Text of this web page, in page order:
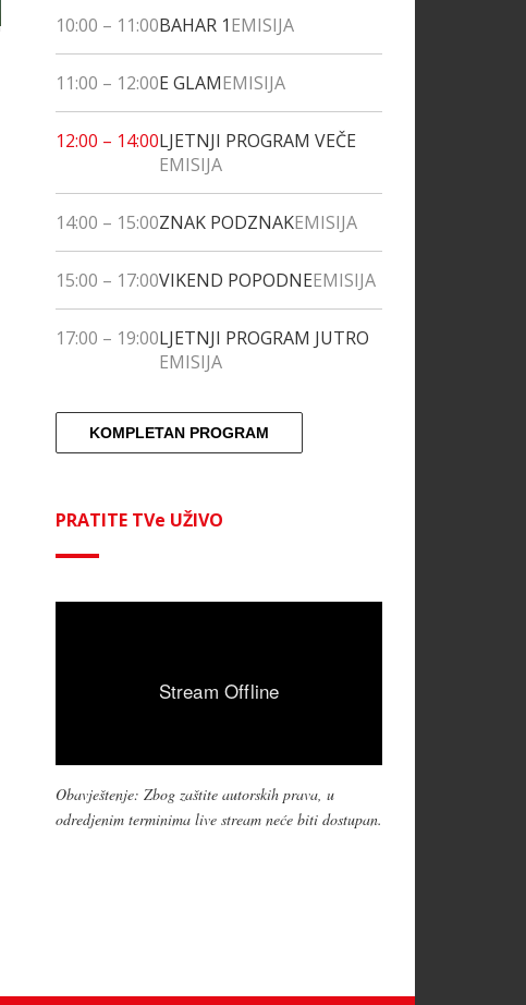
10:00 – 11:00BAHAR 1EMISIJA
11:00 – 12:00E GLAMEMISIJA
12:00 – 14:00LJETNJI PROGRAM VEČE
EMISIJA
14:00 – 15:00ZNAK PODZNAKEMISIJA
15:00 – 17:00VIKEND POPODNEEMISIJA
17:00 – 19:00LJETNJI PROGRAM JUTRO
EMISIJA
KOMPLETAN PROGRAM
PRATITE TVe UŽIVO
Obavještenje: Zbog zaštite autorskih prava, u
odredjenim terminima live stream neće biti dostupan.